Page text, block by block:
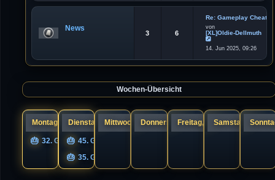
e
t
r
B
e
i
r
a
News
3 6
Re: Gameplay Cheater
von
[XL]Oldie-Dellmuth
N
e
e
t
g
14. Jun 2025, 09:26
Wochen-Übersicht
Montag, 10.
32. Geburtstag UNIQS
Dienstag, 11.
45. Geburtstag Guandi
35. Geburtstag s1cK.
Mittwoch, 12.Donnerstag, 13.Freitag, 14.Samstag, 15.